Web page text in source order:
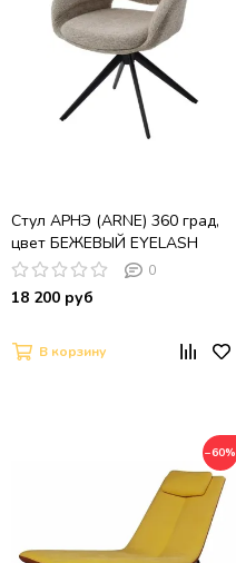
Стул АРНЭ (ARNE) 360 град,
цвет БЕЖЕВЫЙ EYELASH
-120, фактурный шенилл /
ЧЕРНЫЙ каркас, ®DISAUR
0
18 200 руб
В корзину
−60%